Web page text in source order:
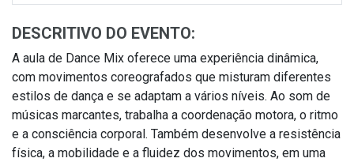
DESCRITIVO DO EVENTO:
A aula de Dance Mix oferece uma experiência dinâmica,
com movimentos coreografados que misturam diferentes
estilos de dança e se adaptam a vários níveis. Ao som de
músicas marcantes, trabalha a coordenação motora, o ritmo
e a consciência corporal. Também desenvolve a resistência
física, a mobilidade e a fluidez dos movimentos, em uma